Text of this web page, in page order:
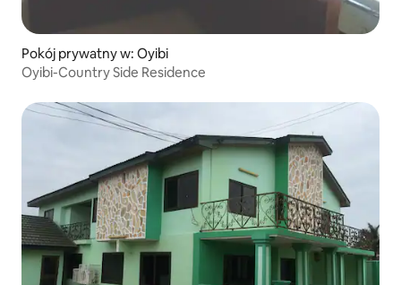
Pokój prywatny w: Oyibi
Oyibi-Country Side Residence